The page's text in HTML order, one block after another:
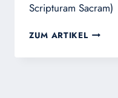
Scripturam Sacram)
ZUM ARTIKEL 20.
FEST